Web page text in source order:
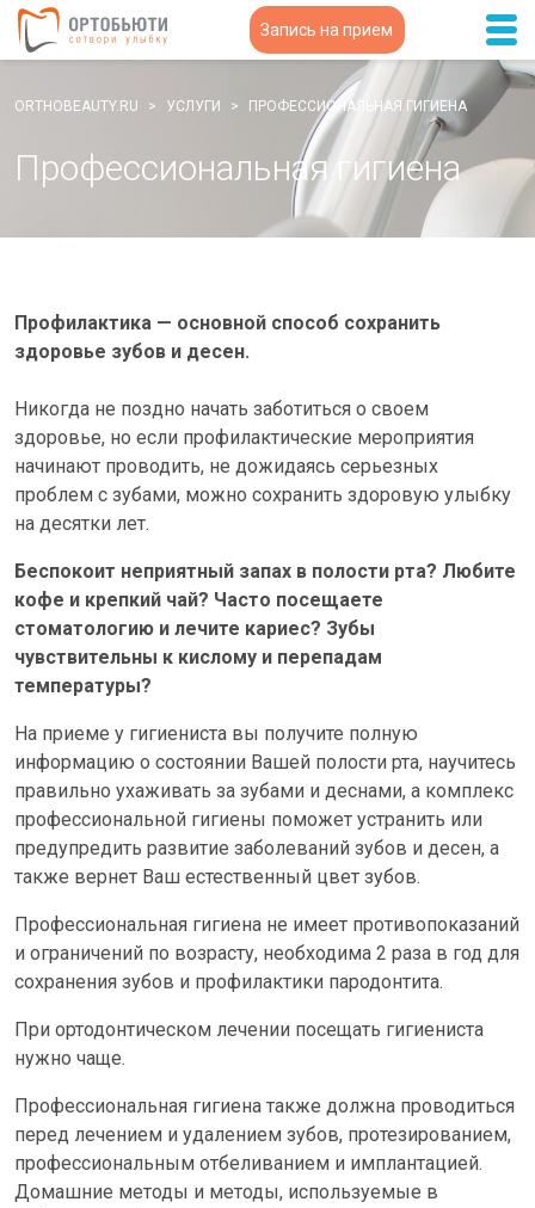
Запись на прием
(Комсомольский пр., д.9)
(ул. Ак. Королева, 10)
СПЕЦИАЛИСТЫ
ЦЕНЫ
ДЛЯ ПАЦИЕНТОВ
НОВОСТИ
КОНТАКТЫ
ПРОЛОЖИТЬ МАРШРУТ
ВЕРСИЯ ДЛЯ СЛАБОВИДЯЩИХ
ORTHOBEAUTY.RU УСЛУГИ ПРОФЕССИОНАЛЬНАЯ ГИГИЕНА
Профессиональная гигиена
Профилактика — основной способ сохранить
здоровье зубов и десен.
Никогда не поздно начать заботиться о своем
здоровье, но если профилактические мероприятия
начинают проводить, не дожидаясь серьезных
проблем с зубами, можно сохранить здоровую улыбку
на десятки лет.
Беспокоит неприятный запах в полости рта? Любите
кофе и крепкий чай? Часто посещаете
стоматологию и лечите кариес? Зубы
чувствительны к кислому и перепадам
температуры?
На приеме у гигиениста вы получите полную
информацию о состоянии Вашей полости рта, научитесь
правильно ухаживать за зубами и деснами, а комплекс
профессиональной гигиены поможет устранить или
предупредить развитие заболеваний зубов и десен, а
также вернет Ваш естественный цвет зубов.
Профессиональная гигиена не имеет противопоказаний
и ограничений по возрасту, необходима 2 раза в год для
сохранения зубов и профилактики пародонтита.
При ортодонтическом лечении посещать гигиениста
нужно чаще.
Профессиональная гигиена также должна проводиться
перед лечением и удалением зубов, протезированием,
профессиональным отбеливанием и имплантацией.
Домашние методы и методы, используемые в